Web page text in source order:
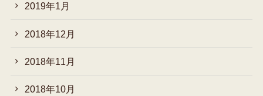
2019年1月
2018年12月
2018年11月
2018年10月